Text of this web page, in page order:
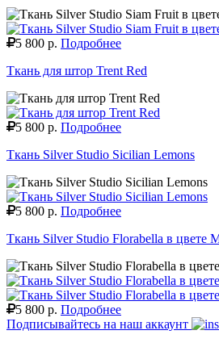
5 800 р. Подробнее
Ткань для штор Trent Red
5 800 р. Подробнее
Ткань Silver Studio Sicilian Lemons
5 800 р. Подробнее
Ткань Silver Studio Florabella в цвете
5 800 р. Подробнее
Подписывайтесь на наш аккаунт